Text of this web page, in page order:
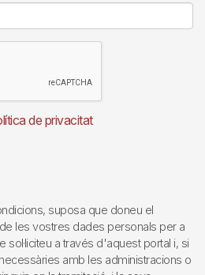
de privacitat
suposa que doneu el
les vostres dades personals per a
a través d'aquest portal i, si
amb les administracions o